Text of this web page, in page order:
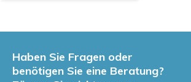
Haben Sie Fragen oder
benötigen Sie eine Beratung?